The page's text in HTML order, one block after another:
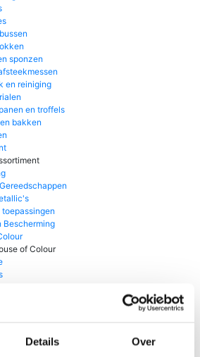
Details Over
sponzen
en reiniging
en troffels
bakken
Bescherming
of Colour
Rust-oleum